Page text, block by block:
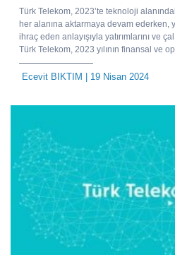
Türk Telekom, 2023’te teknoloji
her alanına aktarmaya devam
ihraç eden anlayışıyla yatırımlarını ve
Türk Telekom, 2023 yılının finansal ve
Ecevit BIKTIM | 19 Nisan 2024